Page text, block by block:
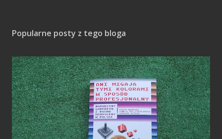
Popularne posty z tego bloga